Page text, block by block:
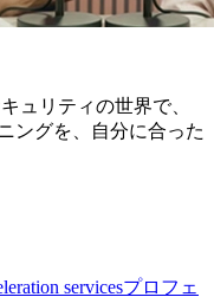
ュリティの世界で、
ングを、自分に合った
servicesプロフェ